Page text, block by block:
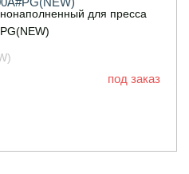
для пресса
под заказ